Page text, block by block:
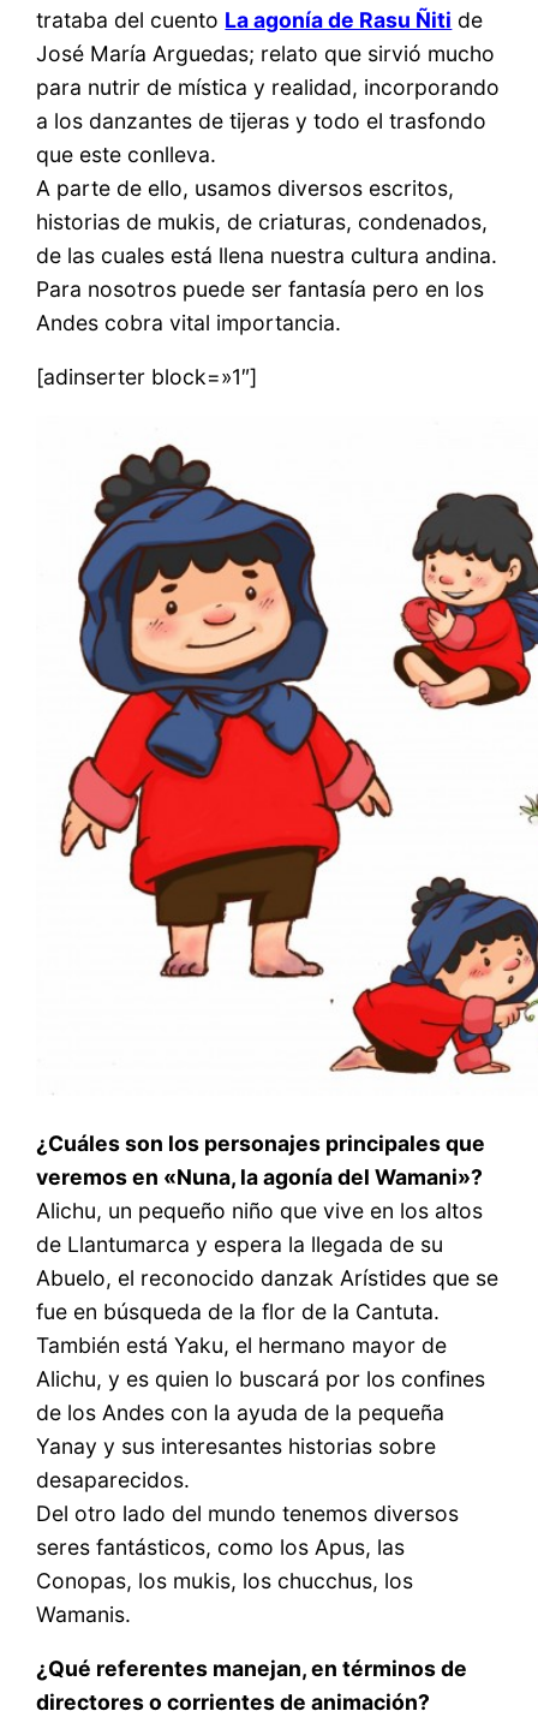
trataba del cuento La agonía de Rasu Ñiti de
José María Arguedas; relato que sirvió mucho
para nutrir de mística y realidad, incorporando
a los danzantes de tijeras y todo el trasfondo
que este conlleva.
A parte de ello, usamos diversos escritos,
historias de mukis, de criaturas, condenados,
de las cuales está llena nuestra cultura andina.
Para nosotros puede ser fantasía pero en los
Andes cobra vital importancia.
[adinserter block=»1″]
¿Cuáles son los personajes principales que
veremos en «Nuna, la agonía del Wamani»?
Alichu, un pequeño niño que vive en los altos
de Llantumarca y espera la llegada de su
Abuelo, el reconocido danzak Arístides que se
fue en búsqueda de la flor de la Cantuta.
También está Yaku, el hermano mayor de
Alichu, y es quien lo buscará por los confines
de los Andes con la ayuda de la pequeña
Yanay y sus interesantes historias sobre
desaparecidos.
Del otro lado del mundo tenemos diversos
seres fantásticos, como los Apus, las
Conopas, los mukis, los chucchus, los
Wamanis.
¿Qué referentes manejan, en términos de
directores o corrientes de animación?